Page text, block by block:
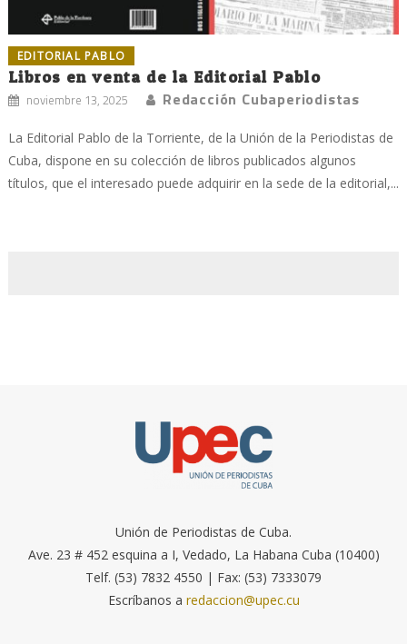
EDITORIAL PABLO
Libros en venta de la Editorial Pablo
noviembre 13, 2025 Redacción Cubaperiodistas
La Editorial Pablo de la Torriente, de la Unión de la Periodistas de
Cuba, dispone en su colección de libros publicados algunos
títulos, que el interesado puede adquirir en la sede de la editorial,...
Unión de Periodistas de Cuba.
Ave. 23 # 452 esquina a I, Vedado, La Habana Cuba (10400)
Telf. (53) 7832 4550 | Fax: (53) 7333079
Escríbanos a redaccion@upec.cu